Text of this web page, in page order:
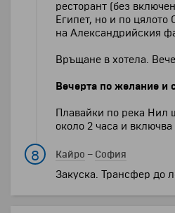
ресторант (без
Египет, но и по
на Александрийския
Връщане в хотела.
Вечерта по желание и
Плавайки по река Нил
около 2 часа и
8 Кайро – София
Закуска. Трансфер до